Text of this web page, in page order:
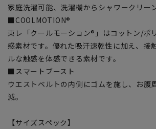
家庭洗濯可能、洗濯機からシャワークリー
■COOLMOTION®
東レ「クールモーション®」はコットン/ポ
感素材です。優れた吸汗速乾性に加え、接
ルな触感を体感できる素材です。
■スマートブースト
ウエストベルトの内側にゴムを施し、お腹
減。
【サイズスペック】